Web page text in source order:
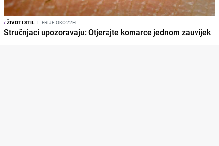
/ŽIVOT I STIL I PRIJE OKO 22H
Stručnjaci upozoravaju: Otjerajte komarce jednom zauvijek